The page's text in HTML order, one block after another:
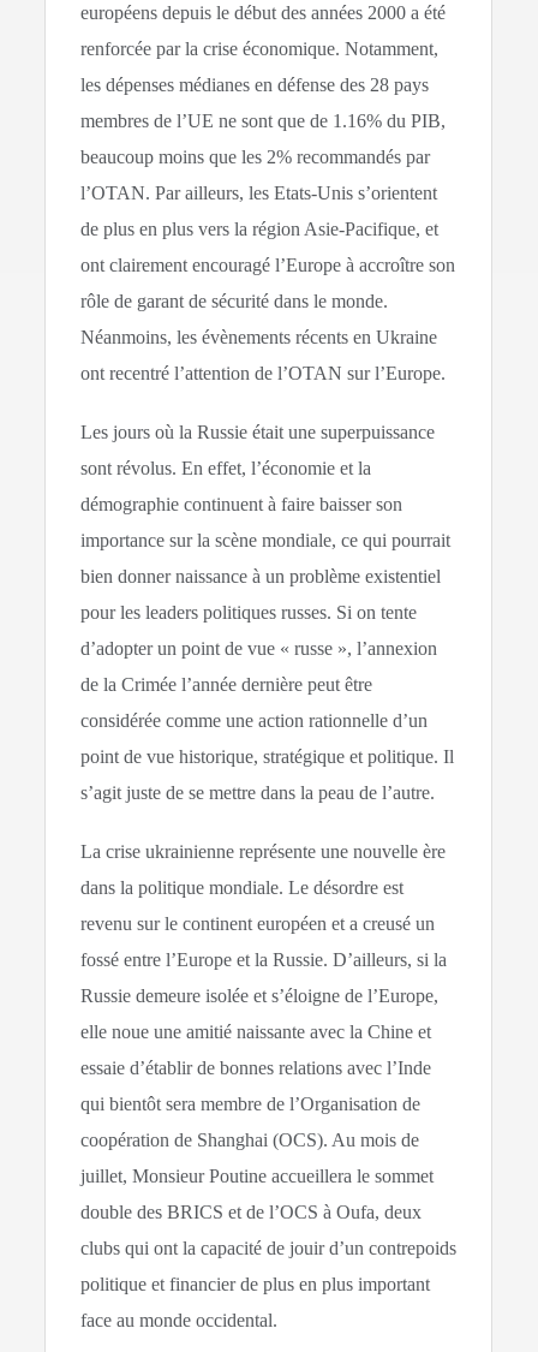
européens depuis le début des années 2000 a été
renforcée par la crise économique. Notamment,
les dépenses médianes en défense des 28 pays
membres de l’UE ne sont que de 1.16% du PIB,
beaucoup moins que les 2% recommandés par
l’OTAN. Par ailleurs, les Etats-Unis s’orientent
de plus en plus vers la région Asie-Pacifique, et
ont clairement encouragé l’Europe à accroître son
rôle de garant de sécurité dans le monde.
Néanmoins, les évènements récents en Ukraine
ont recentré l’attention de l’OTAN sur l’Europe.
Les jours où la Russie était une superpuissance
sont révolus. En effet, l’économie et la
démographie continuent à faire baisser son
importance sur la scène mondiale, ce qui pourrait
bien donner naissance à un problème existentiel
pour les leaders politiques russes. Si on tente
d’adopter un point de vue « russe », l’annexion
de la Crimée l’année dernière peut être
considérée comme une action rationnelle d’un
point de vue historique, stratégique et politique. Il
s’agit juste de se mettre dans la peau de l’autre.
La crise ukrainienne représente une nouvelle ère
dans la politique mondiale. Le désordre est
revenu sur le continent européen et a creusé un
fossé entre l’Europe et la Russie. D’ailleurs, si la
Russie demeure isolée et s’éloigne de l’Europe,
elle noue une amitié naissante avec la Chine et
essaie d’établir de bonnes relations avec l’Inde
qui bientôt sera membre de l’Organisation de
coopération de Shanghai (OCS). Au mois de
juillet, Monsieur Poutine accueillera le sommet
double des BRICS et de l’OCS à Oufa, deux
clubs qui ont la capacité de jouir d’un contrepoids
politique et financier de plus en plus important
face au monde occidental.